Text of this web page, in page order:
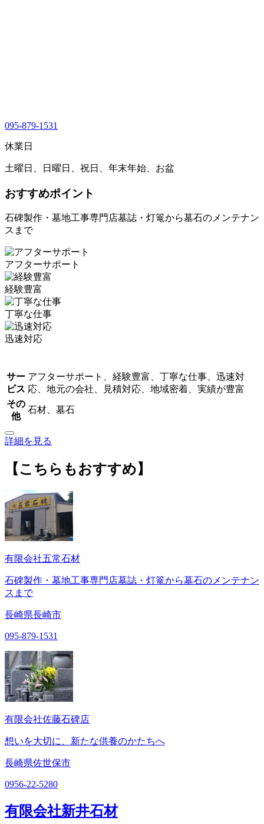
095-879-1531
休業日
土曜日、日曜日、祝日、年末年始、お盆
おすすめポイント
石碑製作・墓地工事専門店墓誌・灯篭から墓石のメンテナン
スまで
アフターサポート
経験豊富
丁寧な仕事
迅速対応
サー
ビス
アフターサポート、経験豊富、丁寧な仕事、迅速対
応、地元の会社、見積対応、地域密着、実績が豊富
その
他
石材、墓石
詳細を見る
【こちらもおすすめ】
有限会社五常石材
石碑製作・墓地工事専門店墓誌・灯篭から墓石のメンテナン
スまで
長崎県長崎市
095-879-1531
有限会社佐藤石碑店
想いを大切に、新たな供養のかたちへ
長崎県佐世保市
0956-22-5280
有限会社新井石材